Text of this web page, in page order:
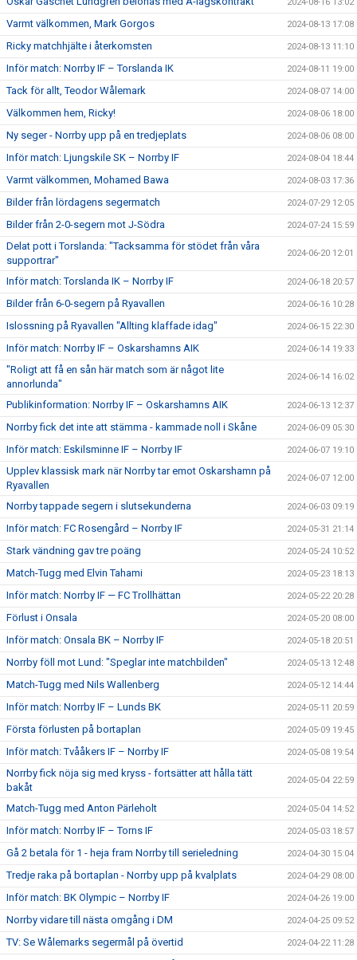
Varmt välkommen, Mark Gorgos 2024-08-13 17:08
Ricky matchhjälte i återkomsten 2024-08-13 11:10
Inför match: Norrby IF – Torslanda IK 2024-08-11 19:00
Tack för allt, Teodor Wålemark 2024-08-07 14:00
Välkommen hem, Ricky! 2024-08-06 18:00
Ny seger - Norrby upp på en tredjeplats 2024-08-06 08:00
Inför match: Ljungskile SK – Norrby IF 2024-08-04 18:44
Varmt välkommen, Mohamed Bawa 2024-08-03 17:36
Bilder från lördagens segermatch 2024-07-29 12:05
Bilder från 2-0-segern mot J-Södra 2024-07-24 15:59
Delat pott i Torslanda: "Tacksamma för stödet från våra
supportrar"
2024-06-20 12:01
Inför match: Torslanda IK – Norrby IF 2024-06-18 20:57
Bilder från 6-0-segern på Ryavallen 2024-06-16 10:28
Islossning på Ryavallen "Allting klaffade idag" 2024-06-15 22:30
Inför match: Norrby IF – Oskarshamns AIK 2024-06-14 19:33
"Roligt att få en sån här match som är något lite
annorlunda"
2024-06-14 16:02
Publikinformation: Norrby IF – Oskarshamns AIK 2024-06-13 12:37
Norrby fick det inte att stämma - kammade noll i Skåne 2024-06-09 05:30
Inför match: Eskilsminne IF – Norrby IF 2024-06-07 19:10
Upplev klassisk mark när Norrby tar emot Oskarshamn på
Ryavallen
2024-06-07 12:00
Norrby tappade segern i slutsekunderna 2024-06-03 09:19
Inför match: FC Rosengård – Norrby IF 2024-05-31 21:14
Stark vändning gav tre poäng 2024-05-24 10:52
Match-Tugg med Elvin Tahami 2024-05-23 18:13
Inför match: Norrby IF — FC Trollhättan 2024-05-22 20:28
Förlust i Onsala 2024-05-20 08:00
Inför match: Onsala BK – Norrby IF 2024-05-18 20:51
Norrby föll mot Lund: "Speglar inte matchbilden" 2024-05-13 12:48
Match-Tugg med Nils Wallenberg 2024-05-12 14:44
Inför match: Norrby IF – Lunds BK 2024-05-11 20:59
Första förlusten på bortaplan 2024-05-09 19:45
Inför match: Tvååkers IF – Norrby IF 2024-05-08 19:54
Norrby fick nöja sig med kryss - fortsätter att hålla tätt
bakåt
2024-05-04 22:59
Match-Tugg med Anton Pärleholt 2024-05-04 14:52
Inför match: Norrby IF – Torns IF 2024-05-03 18:57
Gå 2 betala för 1 - heja fram Norrby till serieledning 2024-04-30 15:04
Tredje raka på bortaplan - Norrby upp på kvalplats 2024-04-29 08:00
Inför match: BK Olympic – Norrby IF 2024-04-26 19:00
Norrby vidare till nästa omgång i DM 2024-04-25 09:52
TV: Se Wålemarks segermål på övertid 2024-04-22 11:28